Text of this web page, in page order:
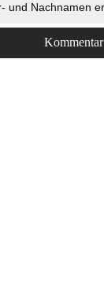
und Nachnamen